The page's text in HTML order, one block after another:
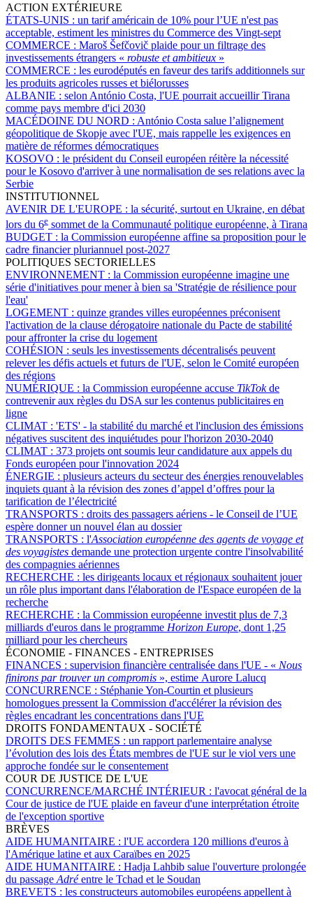
ACTION EXTÉRIEURE
ÉTATS-UNIS : un tarif américain de 10% pour l’UE n'est pas
acceptable, estiment les ministres du Commerce des Vingt-sept
COMMERCE : Maroš Šefčovič plaide pour un filtrage des
investissements étrangers « robuste et ambitieux »
COMMERCE : les eurodéputés en faveur des tarifs additionnels sur
les produits agricoles russes et biélorusses
ALBANIE : selon António Costa, l'UE pourrait accueillir Tirana
comme pays membre d'ici 2030
MACÉDOINE DU NORD : António Costa salue l’alignement
géopolitique de Skopje avec l'UE, mais rappelle les exigences en
matière de réformes démocratiques
KOSOVO : le président du Conseil européen réitère la nécessité
pour le Kosovo d'arriver à une normalisation de ses relations avec la
Serbie
INSTITUTIONNEL
AVENIR DE L'EUROPE : la sécurité, surtout en Ukraine, en débat
lors du 6e sommet de la Communauté politique européenne, à Tirana
BUDGET : la Commission européenne affine sa proposition pour le
cadre financier pluriannuel post-2027
POLITIQUES SECTORIELLES
ENVIRONNEMENT : la Commission européenne imagine une
série d'initiatives pour mener à bien sa 'Stratégie de résilience pour
l'eau'
LOGEMENT : quinze grandes villes européennes préconisent
l'activation de la clause dérogatoire nationale du Pacte de stabilité
pour affronter la crise du logement
COHÉSION : seuls les investissements décentralisés peuvent
relever les défis actuels et futurs de l'UE, selon le Comité européen
des régions
NUMÉRIQUE : la Commission européenne accuse TikTokde
contrevenir aux règles du DSA sur les contenus publicitaires en
ligne
CLIMAT : 'ETS' - la stabilité du marché et l'inclusion des émissions
négatives suscitent des inquiétudes pour l'horizon 2030-2040
CLIMAT : 373 projets ont soumis leur candidature aux appels du
Fonds européen pour l'innovation 2024
ÉNERGIE : plusieurs acteurs du secteur des énergies renouvelables
inquiets quant à la révision des zones d’appel d’offres pour la
tarification de l’électricité
TRANSPORTS : droits des passagers aériens - le Conseil de l’UE
espère donner un nouvel élan au dossier
TRANSPORTS : l'Association européenne des agents de voyage et
des voyagistes demande une protection urgente contre l'insolvabilité
des compagnies aériennes
RECHERCHE : les dirigeants locaux et régionaux souhaitent jouer
un rôle plus important dans l'élaboration de l'Espace européen de la
recherche
RECHERCHE : la Commission européenne investit plus de 7,3
milliards d'euros dans le programme Horizon Europe, dont 1,25
milliard pour les chercheurs
ÉCONOMIE - FINANCES - ENTREPRISES
FINANCES : supervision financière centralisée dans l'UE - « Nous
finirons par trouver un compromis », estime Aurore Lalucq
CONCURRENCE : Stéphanie Yon-Courtin et plusieurs
homologues pressent la Commission d'accélérer la révision des
règles encadrant les concentrations dans l'UE
DROITS FONDAMENTAUX - SOCIÉTÉ
DROITS DES FEMMES : un rapport parlementaire analyse
l’évolution des lois des États membres de l'UE sur le viol vers une
approche fondée sur le consentement
COUR DE JUSTICE DE L'UE
CONCURRENCE/MARCHÉ INTÉRIEUR : l'avocat général de la
Cour de justice de l'UE plaide en faveur d'une interprétation étroite
de l'exception sportive
BRÈVES
AIDE HUMANITAIRE : l'UE accordera 120 millions d'euros à
l'Amérique latine et aux Caraïbes en 2025
AIDE HUMANITAIRE : Hadja Lahbib salue l'ouverture prolongée
du passage Adréentre le Tchad et le Soudan
BREVETS : les constructeurs automobiles européens appellent à